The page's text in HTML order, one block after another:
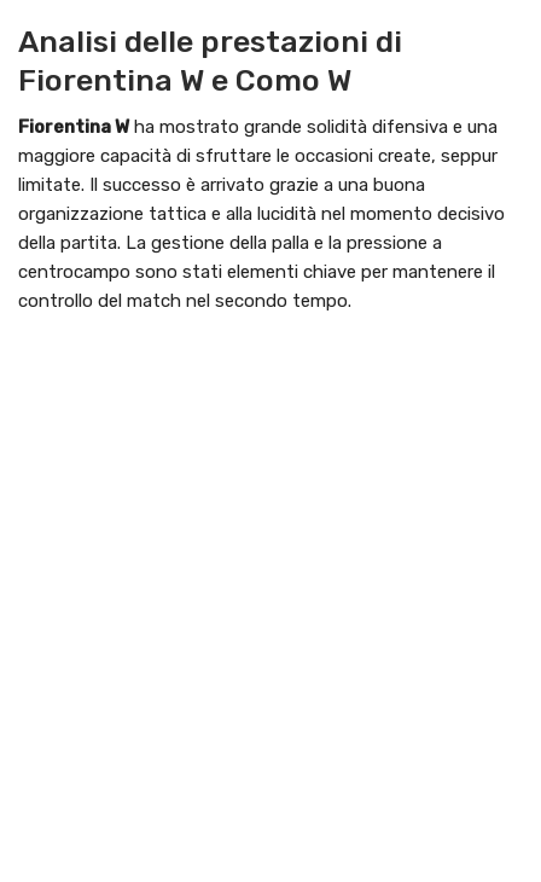
Analisi delle prestazioni di
Fiorentina W e Como W
Fiorentina Wha mostrato grande solidità difensiva e una
maggiore capacità di sfruttare le occasioni create, seppur
limitate. Il successo è arrivato grazie a una buona
organizzazione tattica e alla lucidità nel momento decisivo
della partita. La gestione della palla e la pressione a
centrocampo sono stati elementi chiave per mantenere il
controllo del match nel secondo tempo.